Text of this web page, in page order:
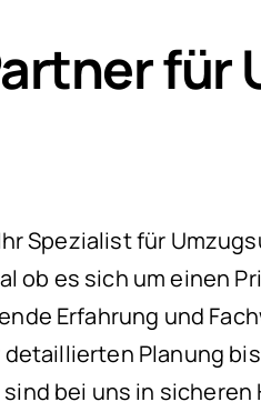
Spezialist für
es sich um einen
Erfahrung und
Planung
bei uns in sicheren